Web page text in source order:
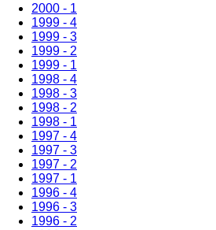
2000 - 1
1999 - 4
1999 - 3
1999 - 2
1999 - 1
1998 - 4
1998 - 3
1998 - 2
1998 - 1
1997 - 4
1997 - 3
1997 - 2
1997 - 1
1996 - 4
1996 - 3
1996 - 2